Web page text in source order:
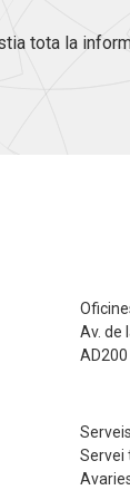
tota la
Av. de
Servei